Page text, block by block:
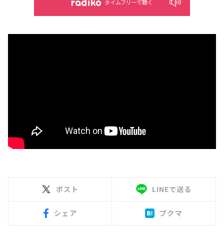
タイムフリーで聴く
ポスト LINEで送る
シェア ブクマ